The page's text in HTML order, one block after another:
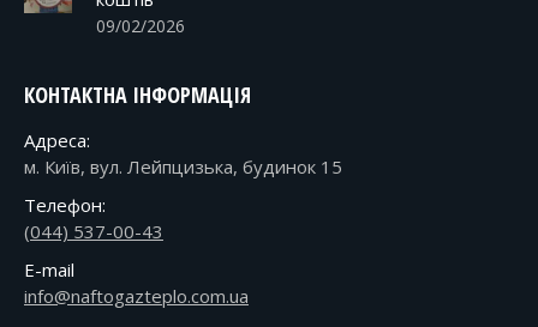
09/02/2026
КОНТАКТНА ІНФОРМАЦІЯ
Адреса:
м. Київ, вул. Лейпцизька, будинок 15
Телефон:
(044) 537-00-43
E-mail
info@naftogazteplo.com.ua